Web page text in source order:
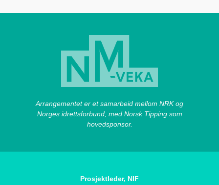
Arrangementet er et samarbeid mellom NRK og
Norges idrettsforbund, med Norsk Tipping som
hovedsponsor.
Prosjektleder, NIF